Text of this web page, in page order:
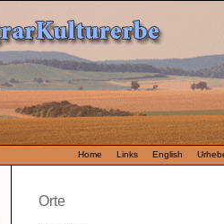
Home Links English
Orte